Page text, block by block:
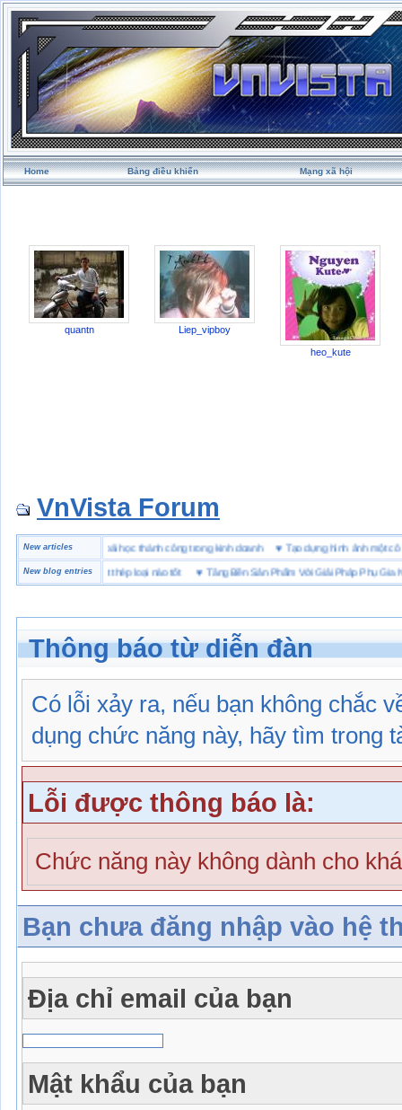
Home Bảng điều khiển Mạng xã hội
quantn Liep_vipboy
heo_kute
VnVista Forum
New articles
biệt” của Microsoft ♥4 bài học thành công trong kinh doanh ♥Tạo dựng hình ảnh
New blog entries
hộ lót Kevlar và lót thép loại nào tốt♥ Tăng Bền Sản Phẩm Với Giải Pháp Phụ Gia Nhựa
Thông báo từ diễn đàn
Có lỗi xảy ra, nếu bạn không chắc
dụng chức năng này, hãy tìm trong
Lỗi được thông báo là:
Chức năng này không dành cho
Bạn chưa đăng nhập vào hệ
Địa chỉ email của bạn
Mật khẩu của bạn